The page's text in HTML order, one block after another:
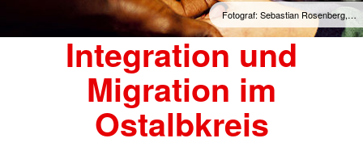
Fotograf: Sebastian Rosenberg,…
Integration und
Migration im
Ostalbkreis